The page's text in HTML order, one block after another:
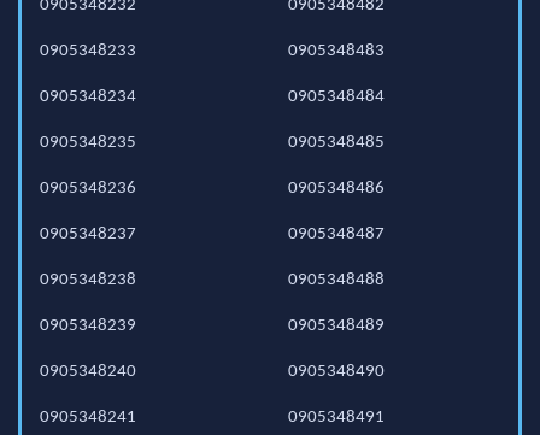
0905348232
0905348233
0905348234
0905348235
0905348236
0905348237
0905348238
0905348239
0905348240
0905348241
0905348482
0905348483
0905348484
0905348485
0905348486
0905348487
0905348488
0905348489
0905348490
0905348491